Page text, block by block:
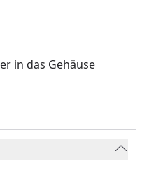
in das Gehäuse